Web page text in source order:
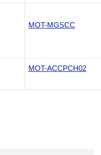
MOT-MGSCC
MOT-ACCPCH02